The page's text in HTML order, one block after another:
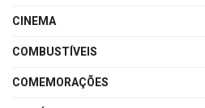
CINEMA
COMBUSTÍVEIS
COMEMORAÇÕES